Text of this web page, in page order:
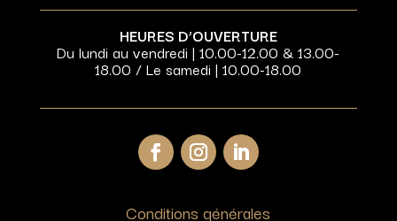
HEURES D’OUVERTURE
Du lundi au vendredi | 10.00-12.00 & 13.00-
18.00 / Le samedi | 10.00-18.00
Conditions générales